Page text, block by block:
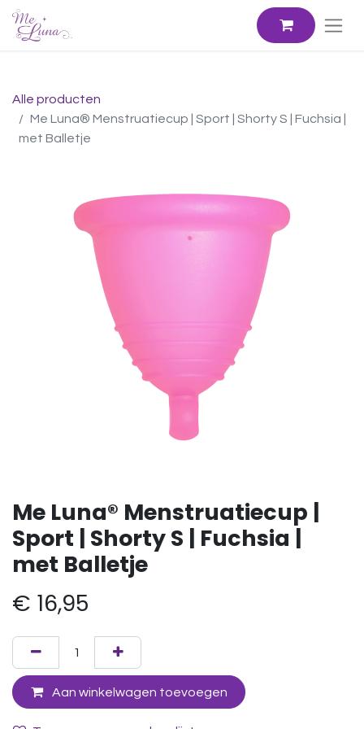
Alle producten
Me Luna® Menstruatiecup | Sport | Shorty S | Fuchsia |
met Balletje
Me Luna® Menstruatiecup |
Sport | Shorty S | Fuchsia |
met Balletje
€ 16,95
Aan winkelwagen toevoegen